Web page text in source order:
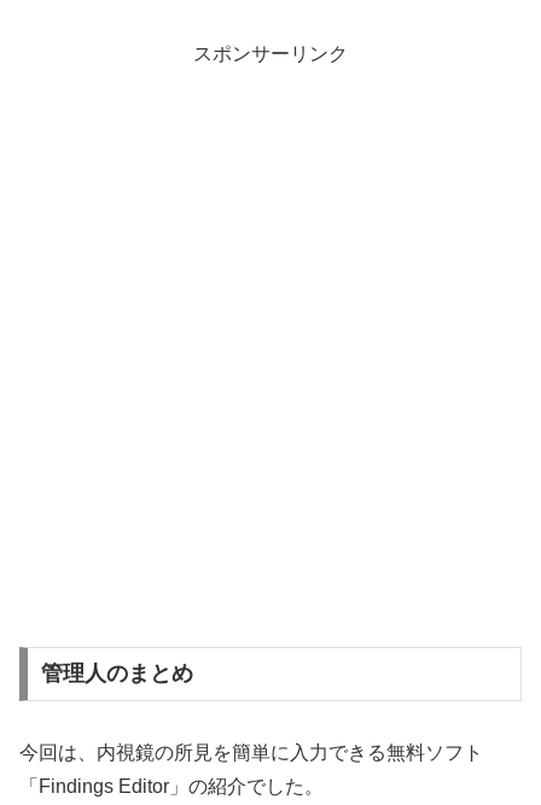
スポンサーリンク
管理人のまとめ
今回は、内視鏡の所見を簡単に入力できる無料ソフト
「Findings Editor」の紹介でした。